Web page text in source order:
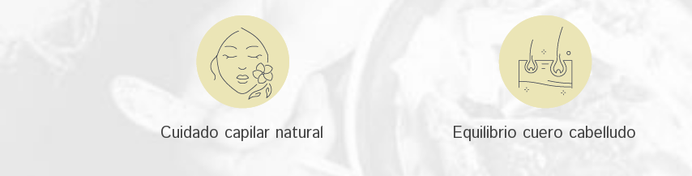
Cuidado capilar natural Equilibrio cuero cabelludo